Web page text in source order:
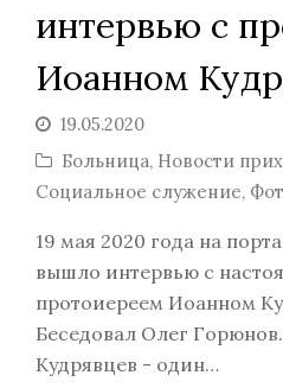
интервью с
Иоанном
19.05.2020
Больница, Новости
Социальное служение,
19 мая 2020 года на
вышло интервью с
протоиереем Иоанном
Беседовал Олег
Кудрявцев - один…